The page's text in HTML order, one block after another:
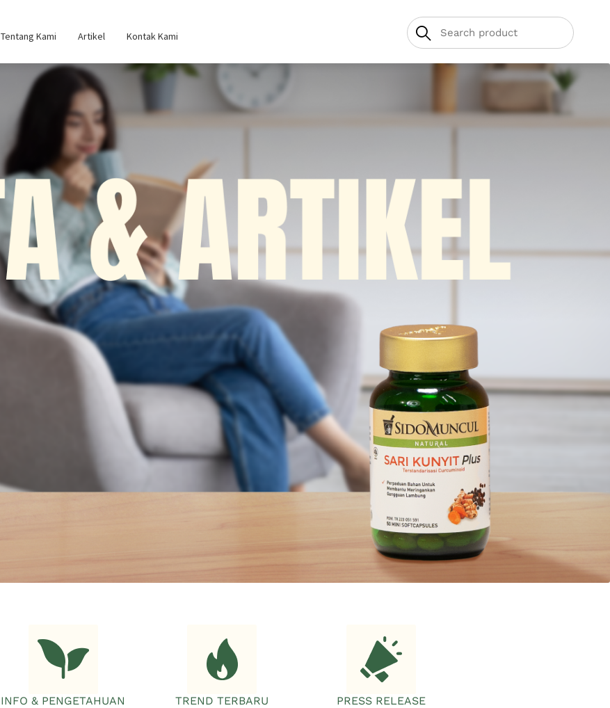
Tentang Kami Artikel Kontak Kami
INFO & PENGETAHUAN TREND TERBARU PRESS RELEASE